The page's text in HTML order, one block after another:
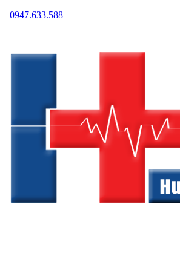
0947.633.588